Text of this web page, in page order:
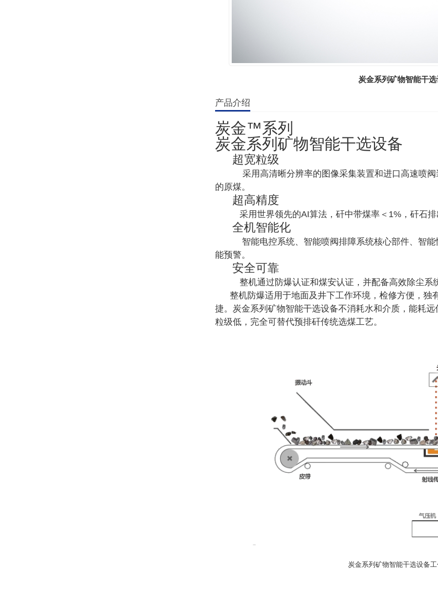
炭金系列矿物智能干选
产品介绍
炭金™系列
炭金系列矿物智能干选设备
超宽粒级
采用高清晰分辨率的图像采集装置和进口高速喷
的原煤。
超高精度
采用世界领先的AI算法，矸中带煤率＜1%，矸石排
全机智能化
智能电控系统、智能喷阀排障系统核心部件、智能
能预警。
安全可靠
整机通过防爆认证和煤安认证，并配备高效除尘系
整机防爆适用于地面及井下工作环境，检修方便，独
捷。炭金系列矿物智能干选设备不消耗水和介质，能耗
粒级低，完全可替代预排矸传统选煤工艺。
炭金系列矿物智能干选设备